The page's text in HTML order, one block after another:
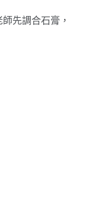
先調合石膏，